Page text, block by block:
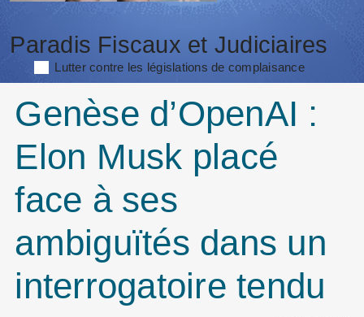
Paradis Fiscaux et Judiciaires
Lutter contre les législations de complaisance
Genèse d’OpenAI :
Elon Musk placé
face à ses
ambiguïtés dans un
interrogatoire tendu